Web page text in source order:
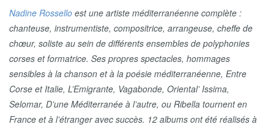
Nadine Rossello est une artiste méditerranéenne complète :
chanteuse, instrumentiste, compositrice, arrangeuse, cheffe de
chœur, soliste au sein de différents ensembles de polyphonies
corses et formatrice. Ses propres spectacles, hommages
sensibles à la chanson et à la poésie méditerranéenne, Entre
Corse et Italie, L’Emigrante, Vagabonde, Oriental’ Issima,
Selomar, D’une Méditerranée à l’autre, ou Ribella tournent en
France et à l’étranger avec succès. 12 albums ont été réalisés à